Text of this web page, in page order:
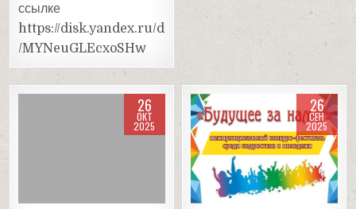
ссылке
https://disk.yandex.ru/d
/MYNeuGLEcxoSHw
26
ОКТ
2025
26
СЕН
2025
Posted
in